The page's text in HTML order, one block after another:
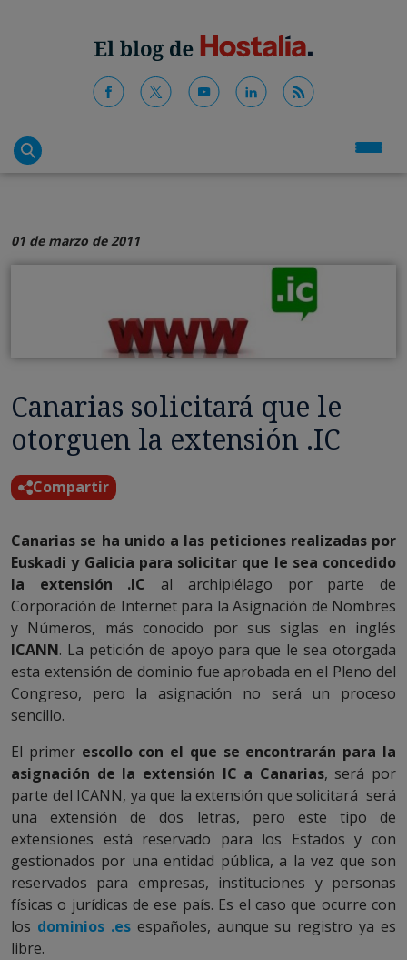
01 de marzo de 2011
Canarias solicitará que le
otorguen la extensión .IC
Compartir
Canarias se ha unido a las peticiones realizadas por
Euskadi y Galicia para solicitar que le sea concedido
la extensión .IC al archipiélago por parte de
Corporación de Internet para la Asignación de Nombres
y Números, más conocido por sus siglas en inglés
ICANN. La petición de apoyo para que le sea otorgada
esta extensión de dominio fue aprobada en el Pleno del
Congreso, pero la asignación no será un proceso
sencillo.
El primer escollo con el que se encontrarán para la
asignación de la extensión IC a Canarias, será por
parte del ICANN, ya que la extensión que solicitará será
una extensión de dos letras, pero este tipo de
extensiones está reservado para los Estados y con
gestionados por una entidad pública, a la vez que son
reservados para empresas, instituciones y personas
físicas o jurídicas de ese país. Es el caso que ocurre con
los dominios .esespañoles, aunque su registro ya es
libre.